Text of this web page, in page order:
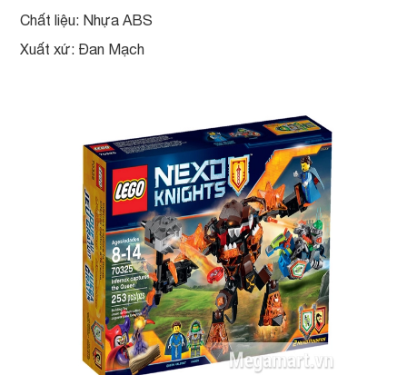
Chất liệu: Nhựa ABS
Xuất xứ: Đan Mạch